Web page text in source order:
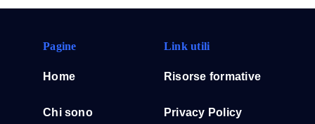
Pagine
Home
Chi sono
Link utili
Risorse formative
Privacy Policy